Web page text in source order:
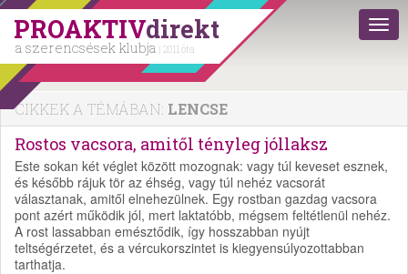
PROAKTIVdirekt
a szerencsések klubja | 2011 óta
CIKKEK A TÉMÁBAN: LENCSE
Rostos vacsora, amitől tényleg jóllaksz
Este sokan két véglet között mozognak: vagy túl keveset esznek,
és később rájuk tör az éhség, vagy túl nehéz vacsorát
választanak, amitől elnehezülnek. Egy rostban gazdag vacsora
pont azért működik jól, mert laktatóbb, mégsem feltétlenül nehéz.
A rost lassabban emésztődik, így hosszabban nyújt
teltségérzetet, és a vércukorszintet is kiegyensúlyozottabban
tarthatja.